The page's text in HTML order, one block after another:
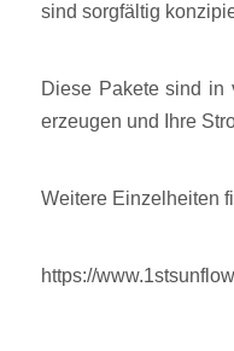
sind sorgfältig
Diese Pakete sind in
erzeugen und Ihre
Weitere Einzelheiten
https://